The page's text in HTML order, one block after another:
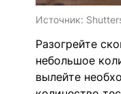
Источник:
Разогрейте
небольшое
вылейте